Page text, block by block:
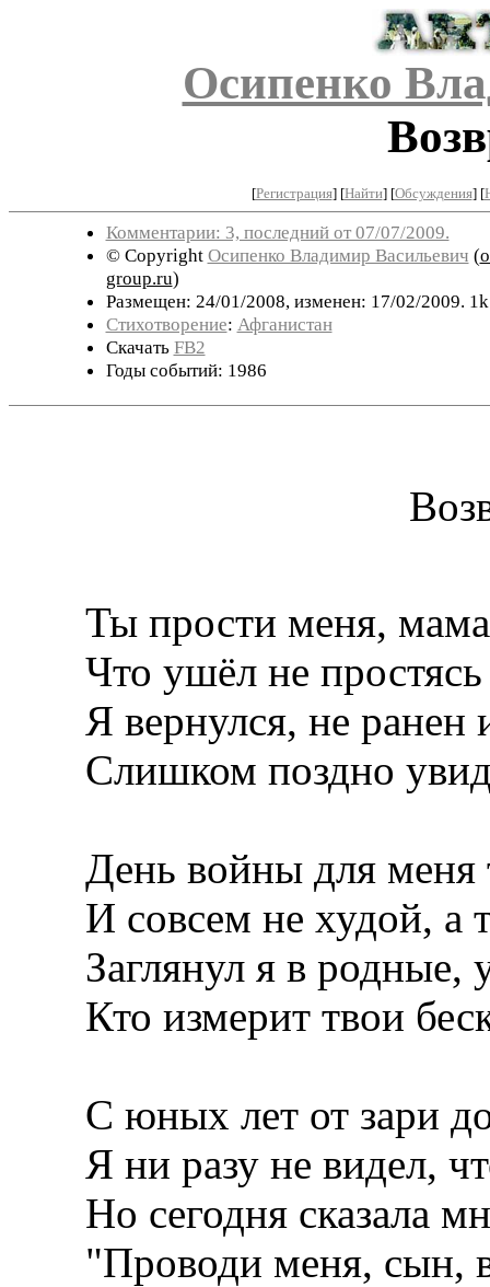
Осипенко
[Регистрация] [Найти] [Обсуждения] [
Комментарии: 3, последний от 07/07/2009.
© Copyright Осипенко Владимир Васильевич (
group.ru)
Размещен: 24/01/2008, изменен: 17/02/2009.
Стихотворение: Афганистан
Скачать FB2
Годы событий: 1986
Ты прости меня,
Что ушёл не
Я вернулся, не ранен
Слишком поздно
День войны для меня
И совсем не худой, а
Заглянул я в родные,
Кто измерит твои
С юных лет от зари
Я ни разу не видел,
Но сегодня сказала
"Проводи меня, сын,